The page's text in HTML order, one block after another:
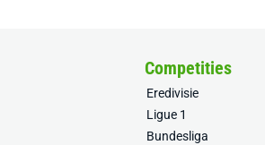
Competities
Eredivisie
Ligue 1
Bundesliga